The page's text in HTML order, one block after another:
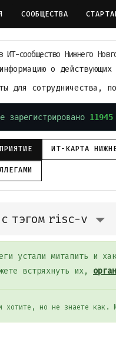
СООБЩЕСТВА
ИТ-сообщество Нижнего
о
для сотрудничества,
зарегистрировано 11945
ИТ-КАРТА
с тэгом risc-v
устали митапить и
встряхнуть их,
хотите, но не знаете как.